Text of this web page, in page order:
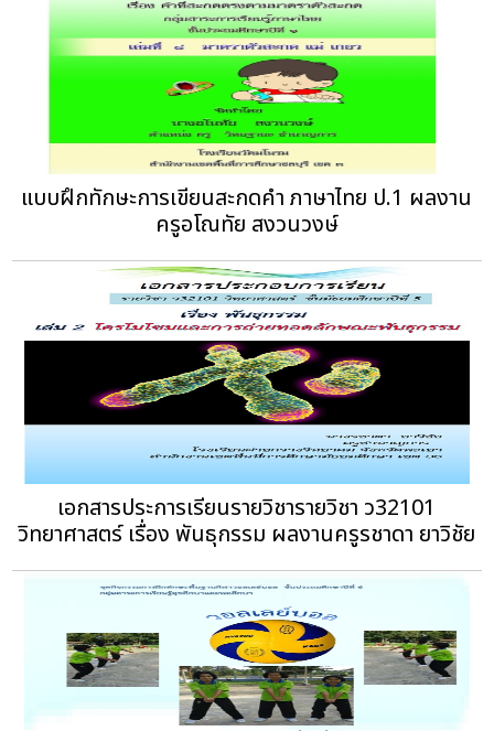
แบบฝึกทักษะการเขียนสะกดคำ ภาษาไทย ป.1 ผลงาน
ครูอโณทัย สงวนวงษ์
เอกสารประการเรียนรายวิชารายวิชา ว32101
วิทยาศาสตร์ เรื่อง พันธุกรรม ผลงานครูรชาดา ยาวิชัย